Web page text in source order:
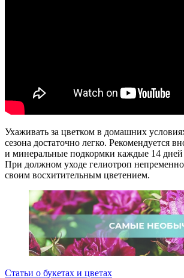
Ухаживать за цветком в домашних
сезона достаточно легко. Рекомендуется
и минеральные подкормки каждые 14 дней
При должном уходе гелиотроп непременно
своим восхитительным цветением.
Статьи о букетах и цветах